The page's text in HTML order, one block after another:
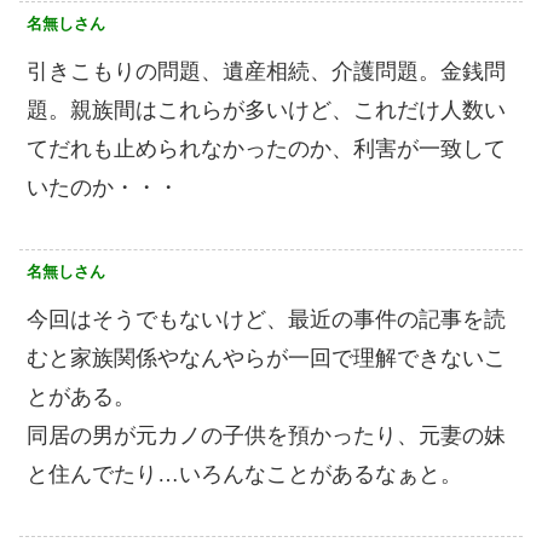
名無しさん
引きこもりの問題、遺産相続、介護問題。金銭問
題。親族間はこれらが多いけど、これだけ人数い
てだれも止められなかったのか、利害が一致して
いたのか・・・
名無しさん
今回はそうでもないけど、最近の事件の記事を読
むと家族関係やなんやらが一回で理解できないこ
とがある。
同居の男が元カノの子供を預かったり、元妻の妹
と住んでたり…いろんなことがあるなぁと。